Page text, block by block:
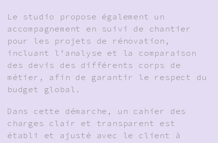
Le studio propose également un
accompagnement en suivi de chantier
pour les projets de rénovation,
incluant l’analyse et la comparaison
des devis des différents corps de
métier, afin de garantir le respect du
budget global.
Dans cette démarche, un cahier des
charges clair et transparent est
établi et ajusté avec le client à